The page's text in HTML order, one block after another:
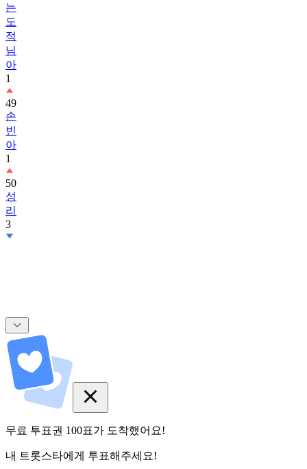
는
도
적
님
아
1
49
손
빈
아
1
50
성
리
3
무료 투표권 100표가 도착했어요!
내 트롯스타에게 투표해주세요!